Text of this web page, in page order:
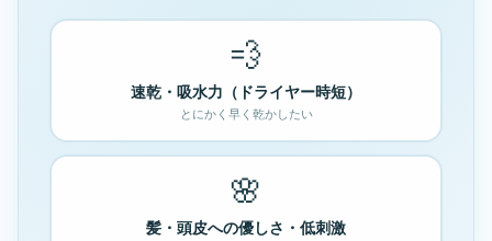
💨
速乾・吸水力（ドライヤー時短）
とにかく早く乾かしたい
🌸
髪・頭皮への優しさ・低刺激